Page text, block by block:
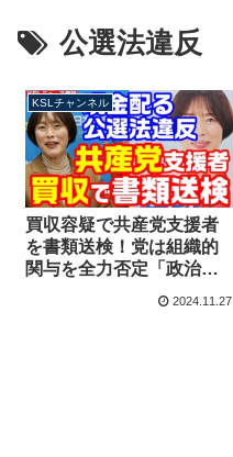
公選法違反
KSLチャンネル
買収容疑で共産党支援者
を書類送検！党は組織的
関与を全力否定「政治と
びしく対応してきた」
2024.11.27